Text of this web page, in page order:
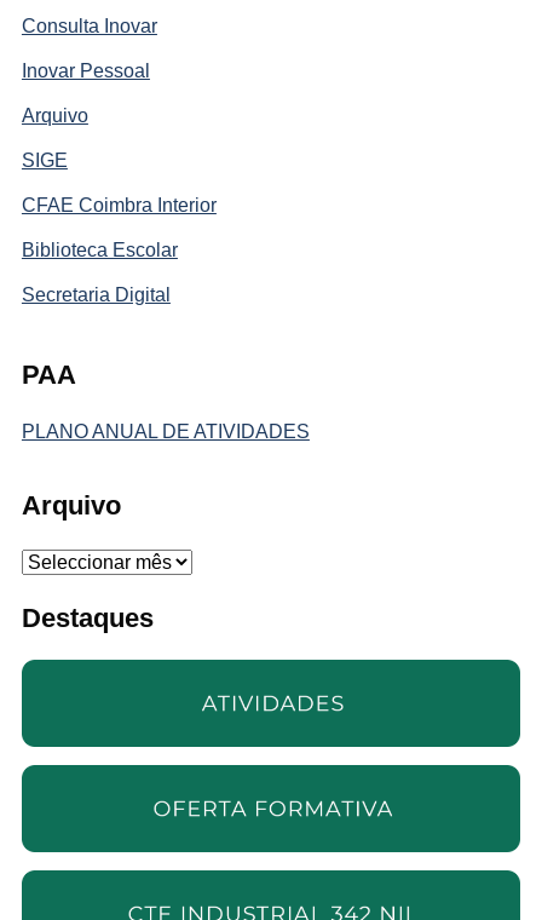
Consulta Inovar
Inovar Pessoal
Arquivo
SIGE
CFAE Coimbra Interior
Biblioteca Escolar
Secretaria Digital
PAA
PLANO ANUAL DE ATIVIDADES
Arquivo
Arquivo
Destaques